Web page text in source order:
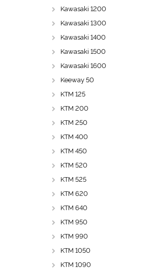
Kawasaki 1200
Kawasaki 1300
Kawasaki 1400
Kawasaki 1500
Kawasaki 1600
Keeway 50
KTM 125
KTM 200
KTM 250
KTM 400
KTM 450
KTM 520
KTM 525
KTM 620
KTM 640
KTM 950
KTM 990
KTM 1050
KTM 1090